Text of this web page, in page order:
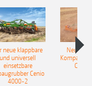
neue klappbare
und universell
einsetzbare
Cenio
4000-2
Neue